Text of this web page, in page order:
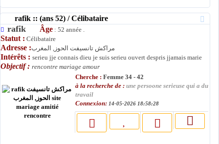
rafik :: (ans 52) / Célibataire
rafik Âge : 52 année .
Statut : Célibataire
Adresse :مراكش تانسيفت الحوز, المغرب
Intérêts : serieu jje connais dieu je suis serieu ouvert despris jjamais marie
Objectif : rencontre mariage amour
Cherche : Femme 34 - 42
à la recherche de : une persoone serieuse qui a du
travail
Connexion: 14-05-2026 18:58:28